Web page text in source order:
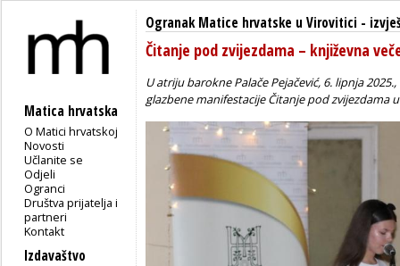
Matica hrvatska
O Matici hrvatskoj
Novosti
Učlanite se
Odjeli
Ogranci
Društva prijatelja i
partneri
Kontakt
Izdavaštvo
Ogranak Matice hrvatske u Virovitici -
Čitanje pod zvijezdama – književna
U atriju barokne Palače Pejačević, 6. lipnja
glazbene manifestacijeČitanje pod zvijezdamau